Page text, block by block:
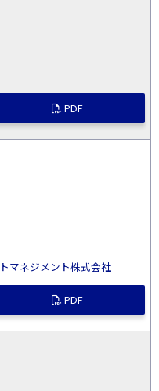
PDF
マネジメント株式会社
PDF